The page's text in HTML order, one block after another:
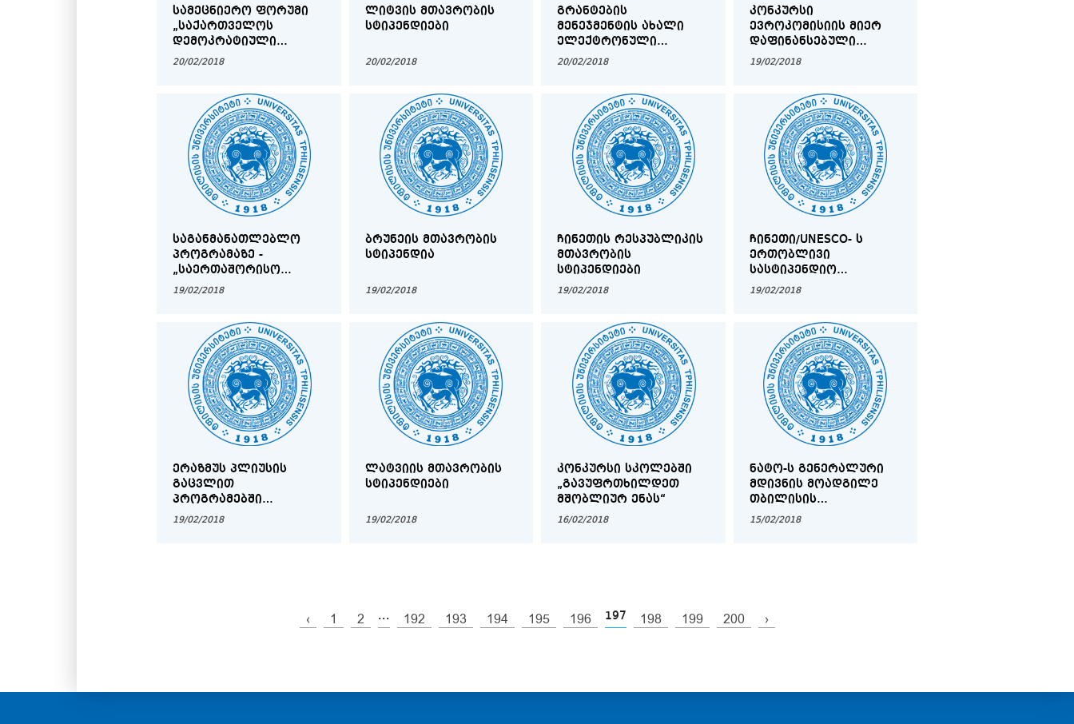
ᲡᲐᲛᲔᲪᲜᲘᲔᲠᲝ ᲤᲝᲠᲣᲛᲘ
„ᲡᲐᲥᲐᲠᲗᲕᲔᲚᲝᲡ
ᲓᲔᲛᲝᲙᲠᲐᲢᲘᲣᲚᲘ
ᲠᲔᲡᲞᲣᲑᲚᲘᲙᲘᲡ
ᲔᲕᲠᲝᲞᲘᲡᲗᲕᲘᲡ?"
20/02/2018
ᲚᲘᲢᲕᲘᲡ ᲛᲗᲐᲕᲠᲝᲑᲘᲡ
ᲡᲢᲘᲞᲔᲜᲓᲘᲔᲑᲘ
20/02/2018
ᲒᲠᲐᲜᲢᲔᲑᲘᲡ
ᲛᲔᲜᲔᲯᲛᲔᲜᲢᲘᲡ ᲐᲮᲐᲚᲘ
ᲔᲚᲔᲥᲢᲠᲝᲜᲣᲚᲘ
ᲡᲘᲡᲢᲔᲛᲐ GMUS
20/02/2018
ᲙᲝᲜᲙᲣᲠᲡᲘ
ᲔᲕᲠᲝᲙᲝᲛᲘᲡᲘᲘᲡ ᲛᲘᲔᲠ
ᲓᲐᲤᲘᲜᲐᲜᲡᲔᲑᲣᲚᲘ
ᲔᲠᲐᲖᲛᲣᲡ+ ᲞᲠᲝᲒᲠᲐᲛᲘᲡ
ᲒᲠᲝᲜᲘᲜᲒᲔᲜᲘᲡ
ᲣᲜᲘᲕᲔᲠᲡᲘᲢᲔᲢᲨᲘ
(ᲰᲝᲚᲐᲜᲓᲘᲐ)
19/02/2018
ᲡᲐᲒᲐᲜᲛᲐᲜᲐᲗᲚᲔᲑᲚᲝ
ᲞᲠᲝᲒᲠᲐᲛᲐᲖᲔ -
„ᲡᲐᲔᲠᲗᲐᲨᲝᲠᲘᲡᲝ
ᲡᲐᲓᲝᲥᲢᲝᲠᲝ
ᲩᲐᲠᲘᲪᲮᲕᲘᲡ ᲛᲡᲣᲠᲕᲔᲚ
ᲓᲝᲥᲢᲝᲠᲐᲜᲢᲝᲑᲘᲡ
ᲙᲐᲜᲓᲘᲓᲐᲢᲗᲐ
ᲡᲐᲧᲣᲠᲐᲓᲦᲔᲑᲝᲓ!
19/02/2018
ᲑᲠᲣᲜᲔᲘᲡ ᲛᲗᲐᲕᲠᲝᲑᲘᲡ
ᲡᲢᲘᲞᲔᲜᲓᲘᲐ
19/02/2018
ᲩᲘᲜᲔᲗᲘᲡ ᲠᲔᲡᲞᲣᲑᲚᲘᲙᲘᲡ
ᲛᲗᲐᲕᲠᲝᲑᲘᲡ
ᲡᲢᲘᲞᲔᲜᲓᲘᲔᲑᲘ
19/02/2018
ᲩᲘᲜᲔᲗᲘ/UNESCO- Ს
ᲔᲠᲗᲝᲑᲚᲘᲕᲘ
ᲡᲐᲡᲢᲘᲞᲔᲜᲓᲘᲝ
ᲞᲠᲝᲒᲠᲐᲛᲐ
19/02/2018
ᲔᲠᲐᲖᲛᲣᲡ ᲞᲚᲘᲣᲡᲘᲡ
ᲒᲐᲪᲕᲚᲘᲗ
ᲞᲠᲝᲒᲠᲐᲛᲔᲑᲨᲘ
ᲛᲝᲜᲐᲬᲘᲚᲔᲝᲑᲘᲡ
19/02/2018
ᲚᲐᲢᲕᲘᲘᲡ ᲛᲗᲐᲕᲠᲝᲑᲘᲡ
ᲡᲢᲘᲞᲔᲜᲓᲘᲔᲑᲘ
19/02/2018
ᲙᲝᲜᲙᲣᲠᲡᲘ ᲡᲙᲝᲚᲔᲑᲨᲘ
„ᲒᲐᲕᲣᲤᲠᲗᲮᲘᲚᲓᲔᲗ
ᲛᲨᲝᲑᲚᲘᲣᲠ ᲔᲜᲐᲡ“
16/02/2018
ᲜᲐᲢᲝ-Ს ᲒᲔᲜᲔᲠᲐᲚᲣᲠᲘ
ᲛᲓᲘᲕᲜᲘᲡ ᲛᲝᲐᲓᲒᲘᲚᲔ
ᲗᲑᲘᲚᲘᲡᲘᲡ
ᲡᲐᲮᲔᲚᲛᲬᲘᲤᲝ
15/02/2018
‹ 1 2 ... 192 193 194 195 196 197 198 199 200 ›